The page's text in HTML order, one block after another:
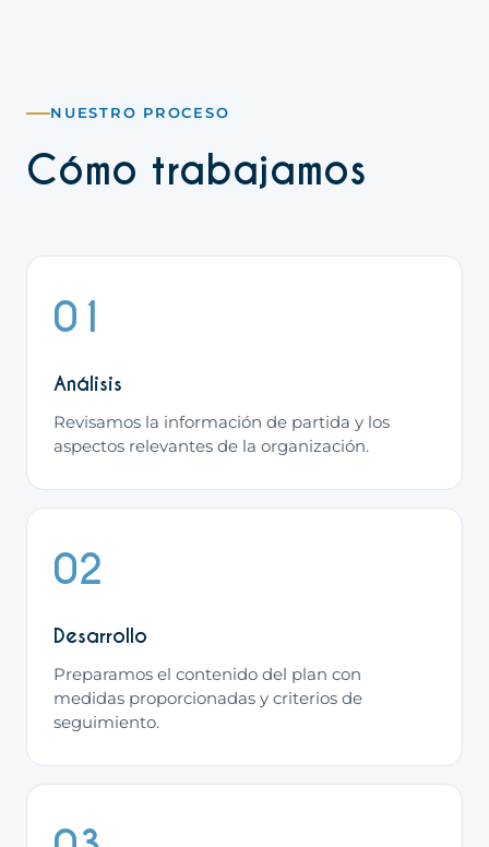
NUESTRO PROCESO
Cómo trabajamos
01
Análisis
Revisamos la información de partida y los
aspectos relevantes de la organización.
02
Desarrollo
Preparamos el contenido del plan con
medidas proporcionadas y criterios de
seguimiento.